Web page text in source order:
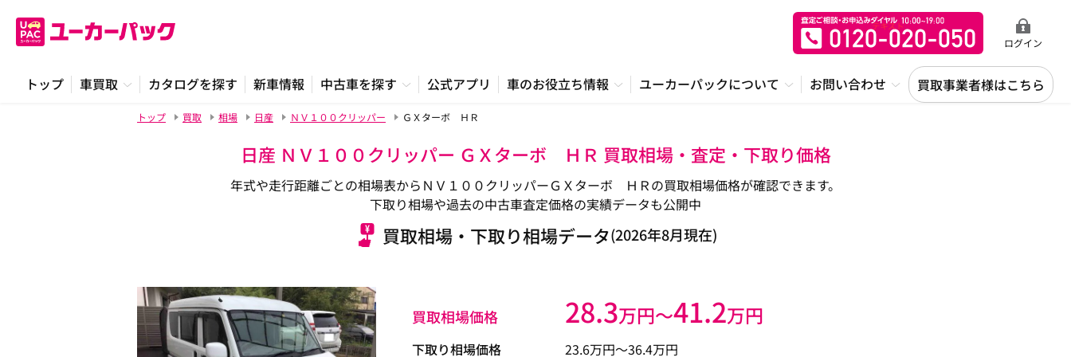
ログイン
トップ 車買取 カタログを探す 新車情報 中古車を探す 公式アプリ 車のお役立ち情報 ユーカーパックについて お問い合わせ 買取事業者様はこちら
トップ 買取 相場 日産 ＮＶ１００クリッパー ＧＸターボ ＨＲ
日産 ＮＶ１００クリッパー ＧＸターボ ＨＲ 買取相場・査定・下取り価格
年式や走行距離ごとの相場表からＮＶ１００クリッパーＧＸターボ ＨＲの買取相場価格が確認できます。
下取り相場や過去の中古車査定価格の実績データも公開中
買取相場・下取り相場データ(2026年8月現在)
買取相場価格 28.3万円〜41.2万円
下取り相場価格 23.6万円〜36.4万円